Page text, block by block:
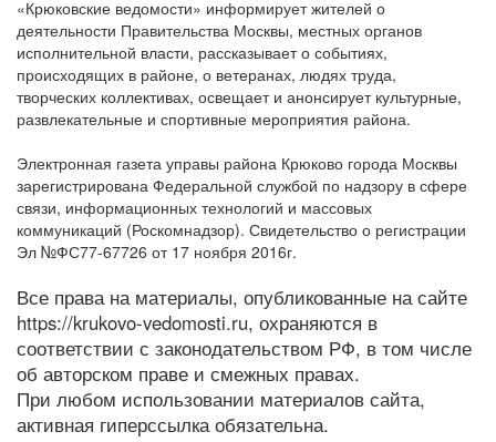
«Крюковские ведомости» информирует жителей о
деятельности Правительства Москвы, местных органов
исполнительной власти, рассказывает о событиях,
происходящих в районе, о ветеранах, людях труда,
творческих коллективах, освещает и анонсирует культурные,
развлекательные и спортивные мероприятия района.
Электронная газета управы района Крюково города Москвы
зарегистрирована Федеральной службой по надзору в сфере
связи, информационных технологий и массовых
коммуникаций (Роскомнадзор). Свидетельство о регистрации
Эл №ФС77-67726 от 17 ноября 2016г.
Все права на материалы, опубликованные на сайте
https://krukovo-vedomosti.ru, охраняются в
соответствии с законодательством РФ, в том числе
об авторском праве и смежных правах.
При любом использовании материалов сайта,
активная гиперссылка обязательна.